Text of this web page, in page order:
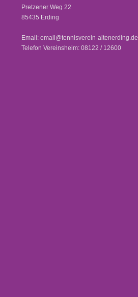
Pretzener Weg 22
85435 Erding
Email: email@tennisverein-altenerding.de
Telefon Vereinsheim: 08122 / 12600